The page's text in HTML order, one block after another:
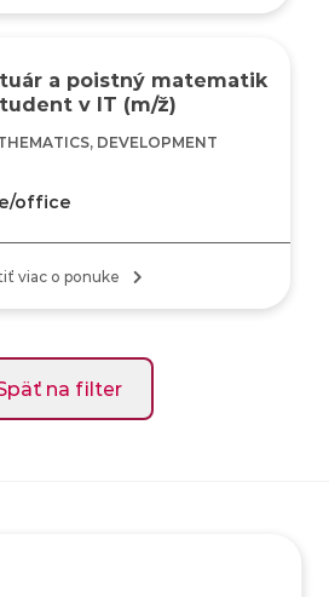
a poistný matematik
v IT (m/ž)
DEVELOPMENT
office
viac o ponuke
na filter